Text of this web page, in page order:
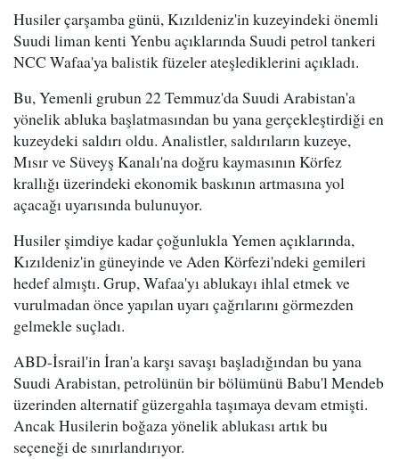
Husiler çarşamba günü, Kızıldeniz'in kuzeyindeki önemli
Suudi liman kenti Yenbu açıklarında Suudi petrol tankeri
NCC Wafaa'ya balistik füzeler ateşlediklerini açıkladı.
Bu, Yemenli grubun 22 Temmuz'da Suudi Arabistan'a
yönelik abluka başlatmasından bu yana gerçekleştirdiği en
kuzeydeki saldırı oldu. Analistler, saldırıların kuzeye,
Mısır ve Süveyş Kanalı'na doğru kaymasının Körfez
krallığı üzerindeki ekonomik baskının artmasına yol
açacağı uyarısında bulunuyor.
Husiler şimdiye kadar çoğunlukla Yemen açıklarında,
Kızıldeniz'in güneyinde ve Aden Körfezi'ndeki gemileri
hedef almıştı. Grup, Wafaa'yı ablukayı ihlal etmek ve
vurulmadan önce yapılan uyarı çağrılarını görmezden
gelmekle suçladı.
ABD-İsrail'in İran'a karşı savaşı başladığından bu yana
Suudi Arabistan, petrolünün bir bölümünü Babu'l Mendeb
üzerinden alternatif güzergahla taşımaya devam etmişti.
Ancak Husilerin boğaza yönelik ablukası artık bu
seçeneği de sınırlandırıyor.